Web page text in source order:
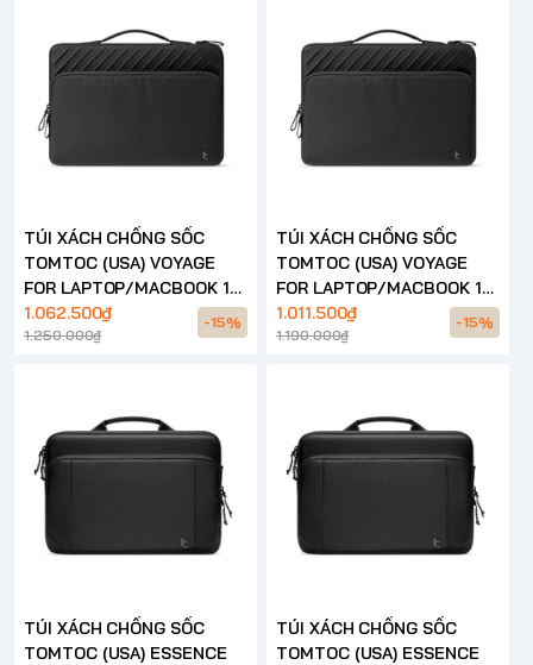
TÚI XÁCH CHỐNG SỐC
TOMTOC (USA) VOYAGE
FOR LAPTOP/MACBOOK 16
INCH – A24
1.062.500₫
1.250.000₫
-15%
TÚI XÁCH CHỐNG SỐC
TOMTOC (USA) VOYAGE
FOR LAPTOP/MACBOOK 14
INCH – A24
1.011.500₫
1.190.000₫
-15%
TÚI XÁCH CHỐNG SỐC
TOMTOC (USA) ESSENCE
TÚI XÁCH CHỐNG SỐC
TOMTOC (USA) ESSENCE